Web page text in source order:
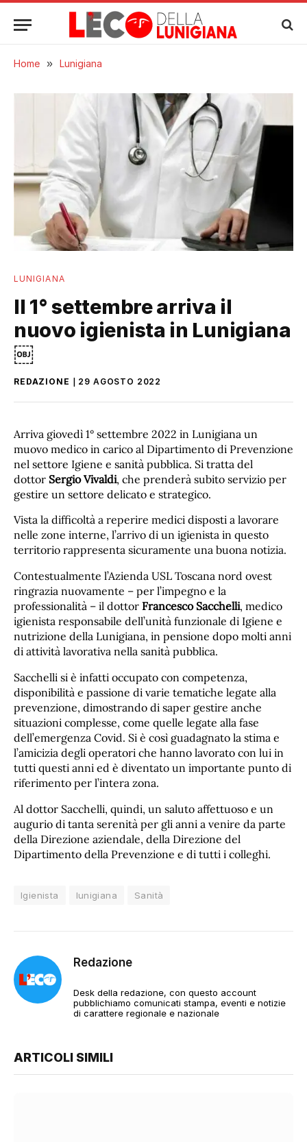
Home » Lunigiana
LUNIGIANA
Il 1° settembre arriva il
nuovo igienista in Lunigiana
￼
REDAZIONE 29 AGOSTO 2022
Arriva giovedì 1° settembre 2022 in Lunigiana un
muovo medico in carico al Dipartimento di Prevenzione
nel settore Igiene e sanità pubblica. Si tratta del
dottor Sergio Vivaldi, che prenderà subito servizio per
gestire un settore delicato e strategico.
Vista la difficoltà a reperire medici disposti a lavorare
nelle zone interne, l’arrivo di un igienista in questo
territorio rappresenta sicuramente una buona notizia.
Contestualmente l’Azienda USL Toscana nord ovest
ringrazia nuovamente – per l’impegno e la
professionalità – il dottor Francesco Sacchelli, medico
igienista responsabile dell’unità funzionale di Igiene e
nutrizione della Lunigiana, in pensione dopo molti anni
di attività lavorativa nella sanità pubblica.
Sacchelli si è infatti occupato con competenza,
disponibilità e passione di varie tematiche legate alla
prevenzione, dimostrando di saper gestire anche
situazioni complesse, come quelle legate alla fase
dell’emergenza Covid. Si è così guadagnato la stima e
l’amicizia degli operatori che hanno lavorato con lui in
tutti questi anni ed è diventato un importante punto di
riferimento per l’intera zona.
Al dottor Sacchelli, quindi, un saluto affettuoso e un
augurio di tanta serenità per gli anni a venire da parte
della Direzione aziendale, della Direzione del
Dipartimento della Prevenzione e di tutti i colleghi.
Igienista lunigiana Sanità
Redazione
Desk della redazione, con questo account
pubblichiamo comunicati stampa, eventi e notizie
di carattere regionale e nazionale
ARTICOLI SIMILI